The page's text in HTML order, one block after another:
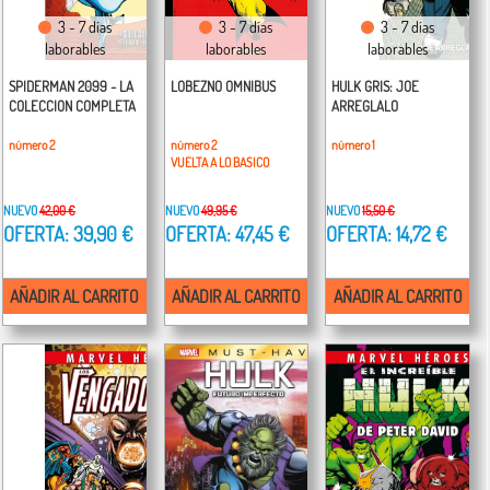
3 - 7 días
laborables
SPIDERMAN 2099 - LA
COLECCION COMPLETA
número 2
NUEVO42,00 €
OFERTA: 39,90 €
AÑADIR AL CARRITO
3 - 7 días
laborables
LOBEZNO OMNIBUS
número 2
VUELTA A LO BASICO
NUEVO49,95 €
OFERTA: 47,45 €
AÑADIR AL CARRITO
3 - 7 días
laborables
HULK GRIS: JOE
ARREGLALO
número 1
NUEVO15,50 €
OFERTA: 14,72 €
AÑADIR AL CARRITO